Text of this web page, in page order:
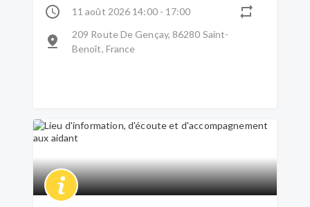
11 août 2026 14:00 - 17:00
209 Route De Gençay, 86280 Saint-
Benoît, France